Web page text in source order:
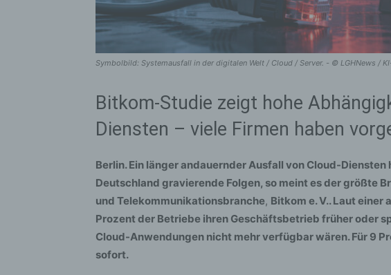
Symbolbild: Systemausfall in der digitalen Welt / Cloud / Server. - © LGHNews /
Bitkom-Studie zeigt hohe
Diensten – viele Firmen haben
Berlin. Ein länger andauernder Ausfall von Cloud-
Deutschland gravierende Folgen, so meint es der größte
und Telekommunikationsbranche, Bitkom e. V.. Laut
Prozent der Betriebe ihren Geschäftsbetrieb früher oder
Cloud-Anwendungen nicht mehr verfügbar wären. Für 9
sofort.